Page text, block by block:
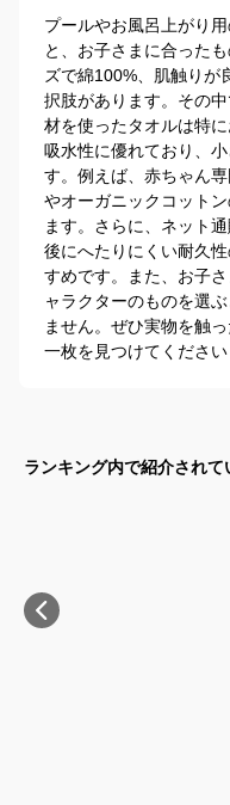
プールやお風呂上がり
と、お子さまに合った
ズで綿100%、肌触りが
択肢があります。その
材を使ったタオルは特
吸水性に優れており、
す。例えば、赤ちゃん
やオーガニックコット
ます。さらに、ネット
後にへたりにくい耐久
すめです。また、お子
ャラクターのものを選
ません。ぜひ実物を触
一枚を見つけてください
ランキング内で紹介されて